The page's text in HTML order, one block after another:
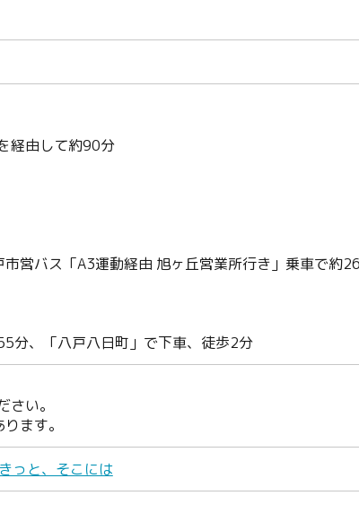
経由して約90分
営バス「A3運動経由 旭ヶ丘営業所行き」乗車で約
分、「八戸八日町」で下車、徒歩2分
い。
ます。
っと、そこには
Twitter
Facebook
Line
Copy URL